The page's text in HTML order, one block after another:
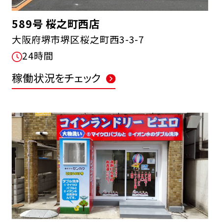
589号 桜之町西店
大阪府堺市堺区桜之町西3-3-7
24時間
稼働状況をチェック